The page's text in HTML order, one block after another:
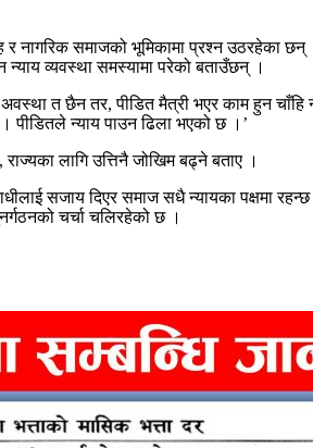
र नागरिक समाजको भूमिकामा प्रश्न उठरहेका
व्यवस्था समस्यामा परेको बताउँछन् ।
त छैन तर, पीडित मैत्री भएर काम हुन
न्याय पाउन ढिला भएको छ ।’
लागि उत्तिनै जोखिम बढ्ने बताए ।
सजाय दिएर समाज सधै न्यायका
चर्चा चलिरहेको छ ।